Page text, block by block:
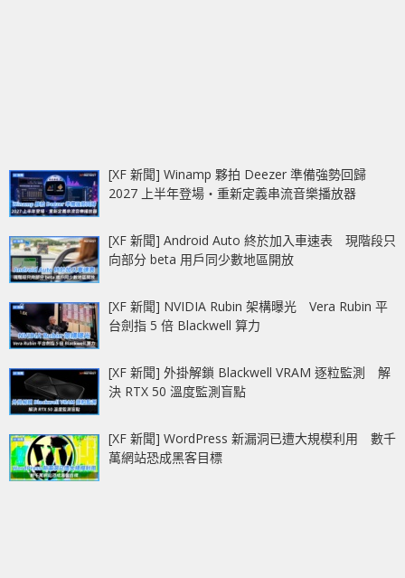
[XF 新聞] Winamp 夥拍 Deezer 準備強勢回歸
2027 上半年登場‧重新定義串流音樂播放器
[XF 新聞] Android Auto 終於加入車速表 現階段只
向部分 beta 用戶同少數地區開放
[XF 新聞] NVIDIA Rubin 架構曝光 Vera Rubin 平
台劍指 5 倍 Blackwell 算力
[XF 新聞] 外掛解鎖 Blackwell VRAM 逐粒監測 解
決 RTX 50 溫度監測盲點
[XF 新聞] WordPress 新漏洞已遭大規模利用 數千
萬網站恐成黑客目標